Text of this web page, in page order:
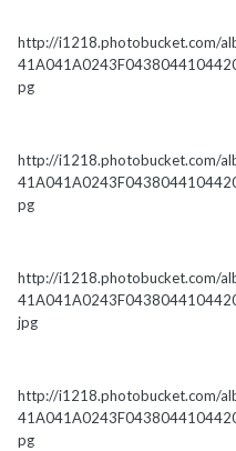
http://i1218.photobucket.com/
pg
http://i1218.photobucket.com/
pg
http://i1218.photobucket.com/
jpg
http://i1218.photobucket.com/
pg